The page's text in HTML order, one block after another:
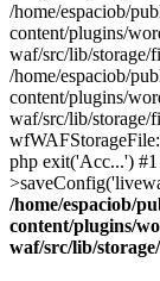
/home/espaciob/
content/plugins/
waf/src/lib/storage/
/home/espaciob/
content/plugins/
waf/src/lib/storage/
php exit('Acc...')
/home/espaciob/
content/plugins/
waf/src/lib/